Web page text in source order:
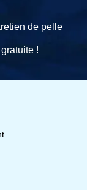
de pelle
!